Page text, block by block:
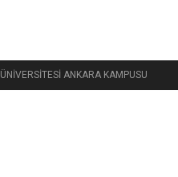
ANKARA KAMPUSU